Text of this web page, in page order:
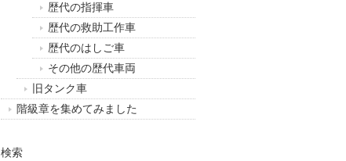
歴代の指揮車
歴代の救助工作車
歴代のはしご車
その他の歴代車両
旧タンク車
階級章を集めてみました
検索